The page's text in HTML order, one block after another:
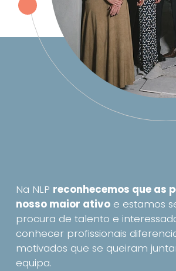
Na NLP reconhecemos que as
nosso maior ativoe estamos
procura de talento e
conhecer profissionais
motivados que se queiram
equipa.